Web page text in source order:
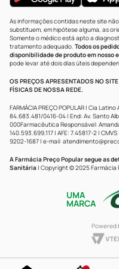
As informações contidas neste site
substituem, em hipótese alguma, as
Somente o médico está apto a
tratamento adequado. Todos os
disponibilidade de produto em nosso
pode levar até dois dias úteis
OS PREÇOS APRESENTADOS NO
FÍSICAS DE NOSSA REDE.
FARMÁCIA PREÇO POPULAR | Cia
84.683.481/0416-04 | End: Av. Santo
000Farmacêutica Responsável:
140.593.699.117 | AFE: 7.45817-2 |
9202-1687 | e-mail:
A Farmácia Preço Popular segue as
Sanitária | Copyright © 2025 Farmácia
UMA
MARCA
Powered